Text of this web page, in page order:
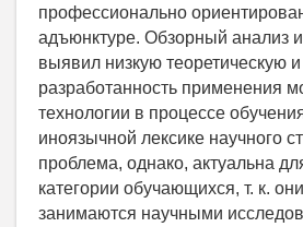
профессионально
адъюнктуре. Обзорный анализ
выявил низкую теоретическую
разработанность применения
технологии в процессе
иноязычной лексике научного
проблема, однако, актуальна
категории обучающихся, т. к.
занимаются научными